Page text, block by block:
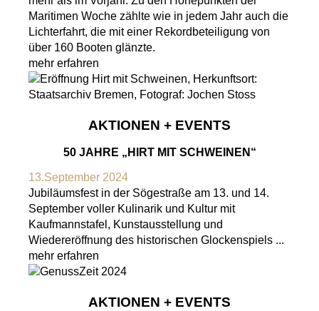
Maritimen Woche zählte wie in jedem Jahr auch die
Lichterfahrt, die mit einer Rekordbeteiligung von
über 160 Booten glänzte.
mehr erfahren
AKTIONEN + EVENTS
50 JAHRE „HIRT MIT SCHWEINEN“
13.September 2024
Jubiläumsfest in der Sögestraße am 13. und 14.
September voller Kulinarik und Kultur mit
Kaufmannstafel, Kunstausstellung und
Wiedereröffnung des historischen Glockenspiels ...
mehr erfahren
AKTIONEN + EVENTS